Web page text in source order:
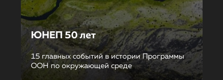
ЮНЕП 50 лет
15 главных событий в истории Программы
ООН по окружающей среде